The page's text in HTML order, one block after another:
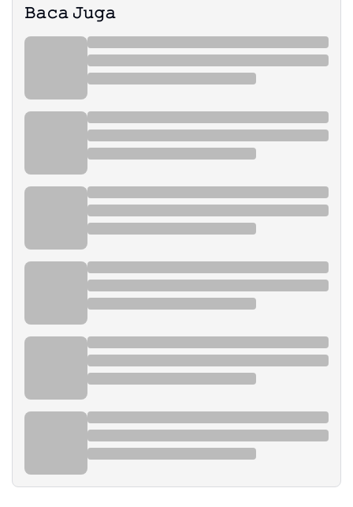
𝙱𝚊𝚌𝚊 𝙹𝚞𝚐𝚊